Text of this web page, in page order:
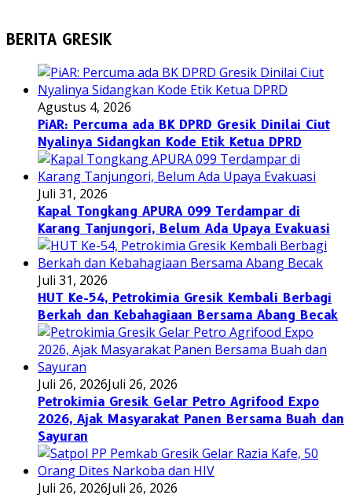
BERITA GRESIK
Agustus 4, 2026
PiAR: Percuma ada BK DPRD Gresik Dinilai Ciut
Nyalinya Sidangkan Kode Etik Ketua DPRD
Juli 31, 2026
Kapal Tongkang APURA 099 Terdampar di
Karang Tanjungori, Belum Ada Upaya Evakuasi
Juli 31, 2026
HUT Ke-54, Petrokimia Gresik Kembali Berbagi
Berkah dan Kebahagiaan Bersama Abang Becak
Juli 26, 2026Juli 26, 2026
Petrokimia Gresik Gelar Petro Agrifood Expo
2026, Ajak Masyarakat Panen Bersama Buah dan
Sayuran
Juli 26, 2026Juli 26, 2026